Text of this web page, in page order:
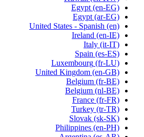
Egypt (en-EG)
Egypt (ar-EG)
United States - Spanish (en)
Ireland (en-IE)
Italy (it-IT)
Spain (es-ES)
Luxembourg (fr-LU)
United Kingdom (en-GB)
Belgium (fr-BE)
Belgium (nl-BE)
France (fr-FR)
Turkey (tr-TR)
Slovak (sk-SK)
Philippines (en-PH)